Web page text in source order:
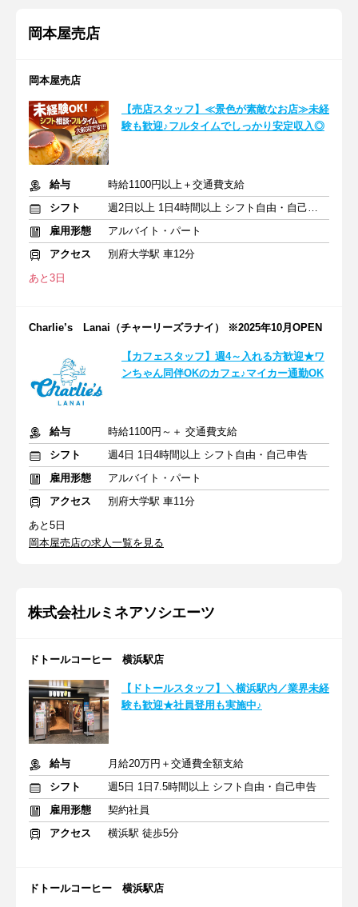
岡本屋売店
岡本屋売店
【売店スタッフ】≪景色が素敵なお店≫未経
験も歓迎♪フルタイムでしっかり安定収入◎
給与
時給1100円以上＋交通費支給
シフト
週2日以上 1日4時間以上 シフト自由・自己申告
雇用形態
アルバイト・パート
アクセス
別府大学駅 車12分
あと3日
Charlie’s Lanai（チャーリーズラナイ） ※2025年10月OPEN
【カフェスタッフ】週4～入れる方歓迎★ワ
ンちゃん同伴OKのカフェ♪マイカー通勤OK
給与
時給1100円～＋ 交通費支給
シフト
週4日 1日4時間以上 シフト自由・自己申告
雇用形態
アルバイト・パート
アクセス
別府大学駅 車11分
あと5日
岡本屋売店の求人一覧を見る
株式会社ルミネアソシエーツ
ドトールコーヒー 横浜駅店
【ドトールスタッフ】＼横浜駅内／業界未経
験も歓迎★社員登用も実施中♪
給与
月給20万円＋交通費全額支給
シフト
週5日 1日7.5時間以上 シフト自由・自己申告
雇用形態
契約社員
アクセス
横浜駅 徒歩5分
ドトールコーヒー 横浜駅店